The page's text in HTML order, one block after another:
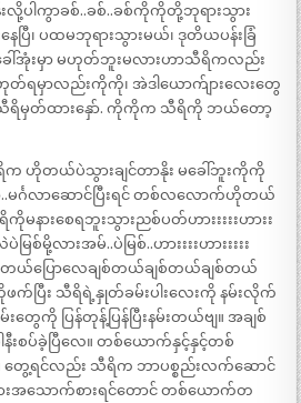
လို့ပါကွာခစ်..ခစ်..ခစ်ကိုကိုတို့ဘုရားသွား
ေပြီ၊ ပထမဘုရားသွားမယ်၊ ဒုတိယပန်းခြံ
ေါ်အုံးမှာ မဟုတ်ဘူးမလားဟာသီရိကလည်း
မှာလည်းကိုကို၊ အဲဒါယောက်ျားလေးတွေ
ရိမှတ်ထားနှော်. ကိုကိုက သီရိကို ဘယ်တော့
ဟိုတယ်ပဲသွားချင်တာနိုး မခေါ်ဘူးကိုကို
င်္ဂလာဆောင်ပြီးရင် တစ်လလောက်ဟိုတယ်
ကိုမနားစေရဘူးသွားညစ်ပတ်ဟားးးးးဟားး
စ်မို့လားအမ်..ပဲမြစ်..ဟားးးးဟားးးးး
တယ်ပြောလေချစ်တယ်ချစ်တယ်ချစ်တယ်
ပြီး သီရိရဲ့နှုတ်ခမ်းပါးလေးကို နမ်းလိုက်
ေကို ပြန်တုန့်ပြန်ပြီးနမ်းတယ်ဗျ။ အချစ်
နီးစပ်ခဲ့ပြီလေ။ တစ်ယောက်နှင့်နှင့်တစ်
တွေ့ရင်လည်း သီရိက ဘာပစ္စည်းလက်ဆောင်
ားအသောက်စားရင်တောင် တစ်ယောက်တ